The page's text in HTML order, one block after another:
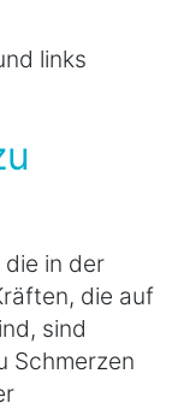
links
die in der
die auf
sind
Schmerzen